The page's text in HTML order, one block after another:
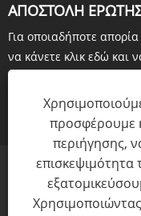
ΑΠΟΣΤΟΛΉ
Για οποιαδήποτε
να κάνετε κλικ εδώ
επιβεβαιώναμε σε 24
ΕΡΕΥΝΑ ΤΩΡΑ
προσφέρουμε
περιήγησης,
επισκεψιμότητα